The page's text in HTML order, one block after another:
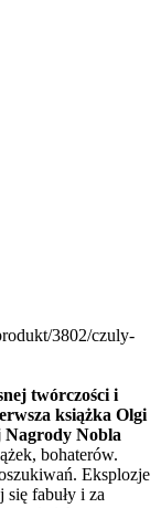
3802/czuly-
twórczości i
książka Olgi
Nobla
bohaterów.
Eksplozje
się fabuły i za